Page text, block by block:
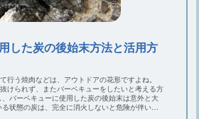
した炭の後始末方法と活用方
行う焼肉などは、アウトドアの花形ですよね。
けられず、またバーベキューをしたいと考える方